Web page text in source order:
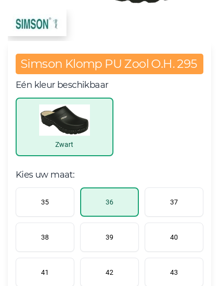
Simson Klomp PU Zool O.H. 295
Eén kleur beschikbaar
Zwart
Kies uw maat:
35 36 37
38 39 40
41 42 43